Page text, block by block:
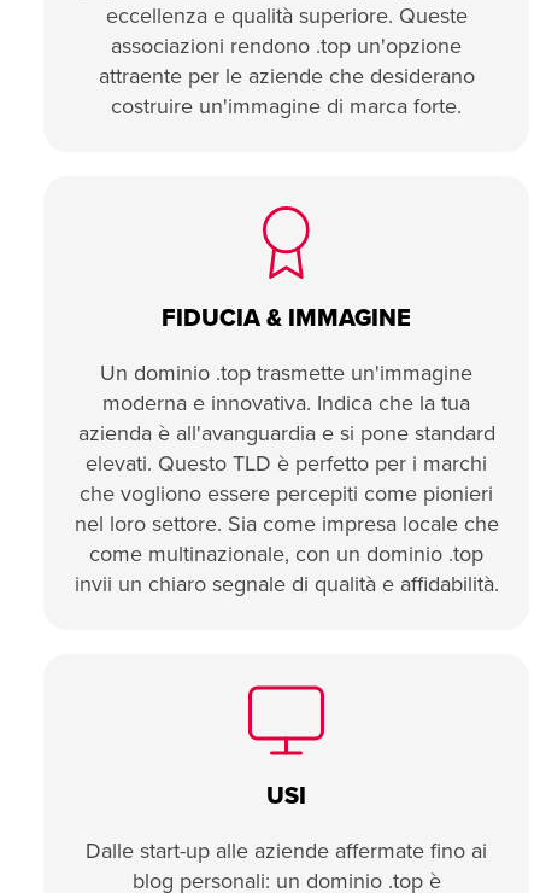
eccellenza e qualità superiore. Queste
associazioni rendono .top un'opzione
attraente per le aziende che desiderano
costruire un'immagine di marca forte.
FIDUCIA & IMMAGINE
Un dominio .top trasmette un'immagine
moderna e innovativa. Indica che la tua
azienda è all'avanguardia e si pone standard
elevati. Questo TLD è perfetto per i marchi
che vogliono essere percepiti come pionieri
nel loro settore. Sia come impresa locale che
come multinazionale, con un dominio .top
invii un chiaro segnale di qualità e affidabilità.
USI
Dalle start-up alle aziende affermate fino ai
blog personali: un dominio .top è